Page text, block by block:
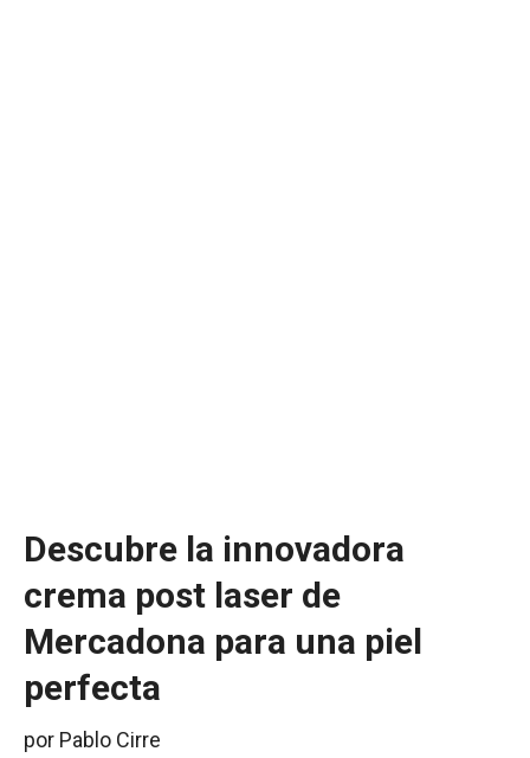
Descubre la innovadora
crema post laser de
Mercadona para una piel
perfecta
por Pablo Cirre